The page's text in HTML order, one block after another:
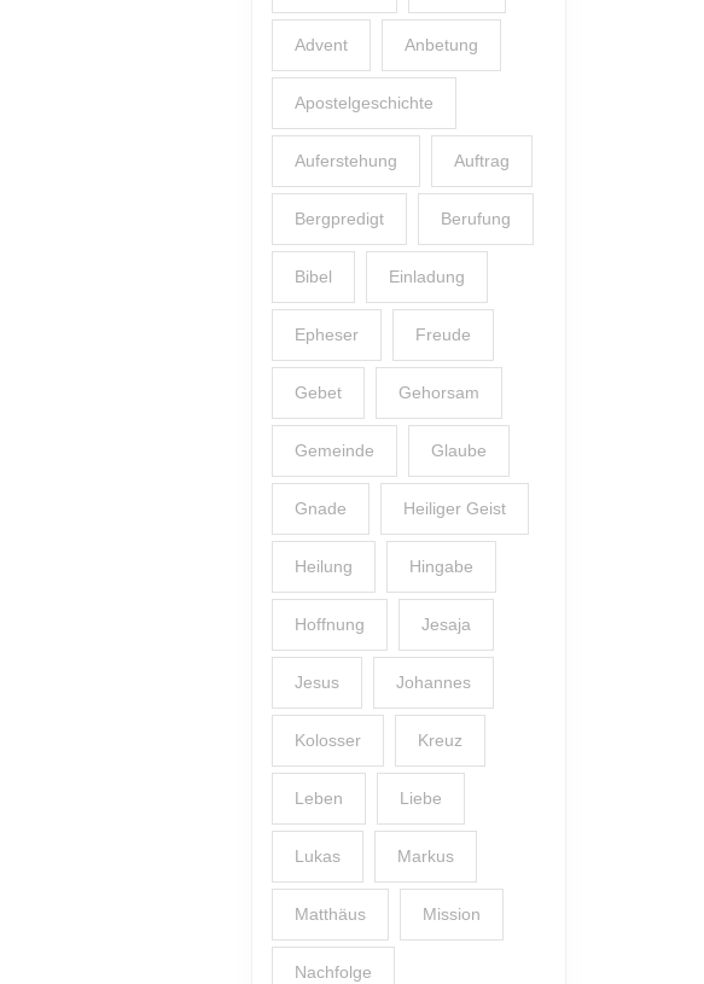
Advent Anbetung
Apostelgeschichte
Auferstehung Auftrag
Bergpredigt Berufung
Bibel Einladung
Epheser Freude
Gebet Gehorsam
Gemeinde Glaube
Gnade Heiliger Geist
Heilung Hingabe
Hoffnung Jesaja
Jesus Johannes
Kolosser Kreuz
Leben Liebe
Lukas Markus
Matthäus Mission
Nachfolge